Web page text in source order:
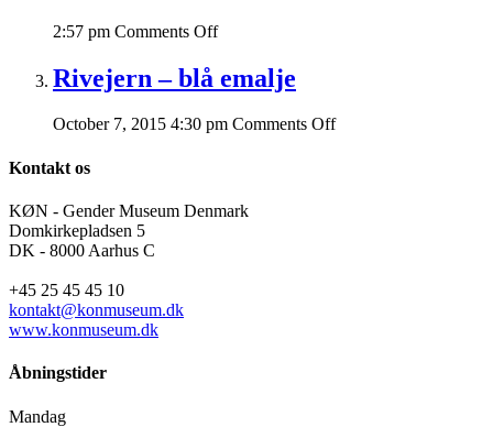
2:57 pm Comments Offon
Rivejern – blå emalje
October 7, 2015 4:30 pm Comments Offon
Kontakt os
KØN - Gender Museum Denmark
Domkirkepladsen 5
DK - 8000 Aarhus C
+45 25 45 45 10
kontakt@konmuseum.dk
www.konmuseum.dk
Åbningstider
Mandag